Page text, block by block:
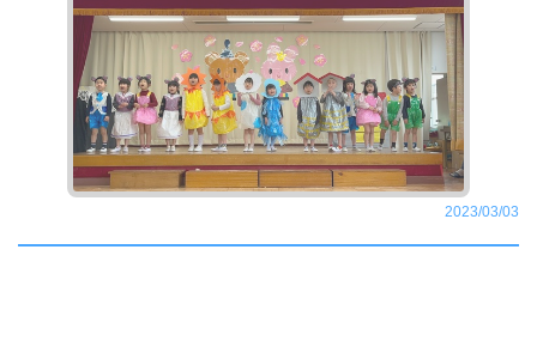
2023/03/03